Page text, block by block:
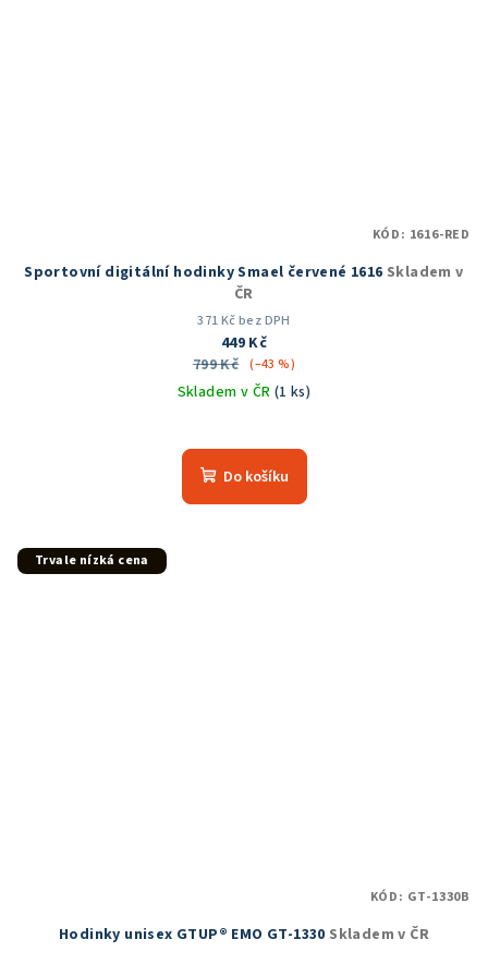
Sportovní digitální hodinky Smael červené 1616 Skladem v
ČR
371 Kč bez DPH
449 Kč
799 Kč (–43 %)
Skladem v ČR (1 ks)
hodnocení
produktu
Do košíku
KÓD: 1616-RED
Trvale nízká cena
Hodinky unisex GTUP® EMO GT-1330 Skladem v ČR
KÓD: GT-1330B